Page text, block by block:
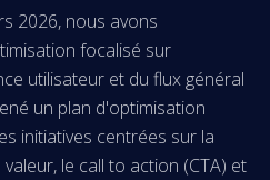
2026, nous avons
focalisé sur
utilisateur et du flux général
un plan d'optimisation
initiatives centrées sur la
le call to action (CTA) et